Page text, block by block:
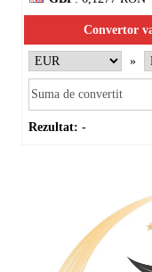
Convertor
»
Rezultat: -